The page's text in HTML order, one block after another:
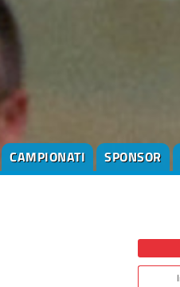
CAMPIONATI SPONSOR